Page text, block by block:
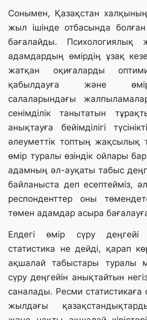
Сонымен, Қазақстан
жыл ішінде отбасында болған
бағалайды. Психологиялық
адамдардың өмірдің ұзақ
жатқан оқиғаларды
қабылдауға және
салаларындағы
сенімділік танытатын
анықтауға бейімділігі
әлеуметтік топтың жақсылық
өмір туралы өзіндік ойлары
адамның әл-ауқаты табыс
байланыста деп есептейміз,
респонденттер оны
төмен адамдар асыра
Елдегі өмір сүру
статистика не дейді, қарап
ақшалай табыстары туралы
сүру деңгейін анықтайтын
саналады. Ресми статистикаға
жылдағы